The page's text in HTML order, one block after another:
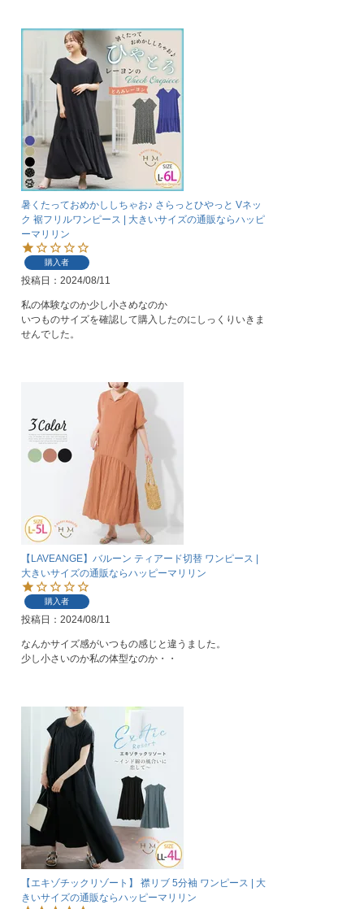
暑くたっておめかししちゃお♪ さらっとひやっと Vネッ
ク 裾フリルワンピース | 大きいサイズの通販ならハッピ
ーマリリン
購入者
投稿日 2024/08/11
私の体験なのか少し小さめなのか
いつものサイズを確認して購入したのにしっくりいきま
せんでした。
【LAVEANGE】バルーン ティアード切替 ワンピース |
大きいサイズの通販ならハッピーマリリン
購入者
投稿日 2024/08/11
なんかサイズ感がいつもの感じと違うました。
少し小さいのか私の体型なのか・・
【エキゾチックリゾート】 襟リブ 5分袖 ワンピース | 大
きいサイズの通販ならハッピーマリリン